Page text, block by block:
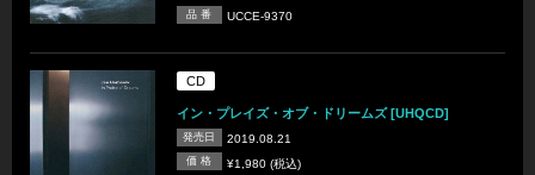
品 番 UCCE-9370
CD
イン・プレイズ・オブ・ドリームズ [UHQCD]
発売日 2019.08.21
価 格 ¥1,980 (税込)